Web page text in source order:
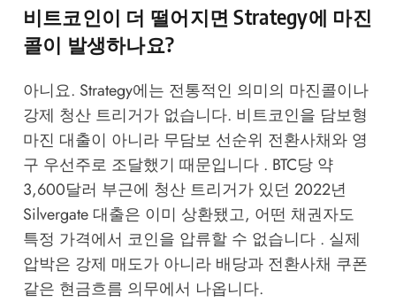
비트코인이 더 떨어지면 Strategy에 마진
콜이 발생하나요?
아니요. Strategy에는 전통적인 의미의 마진콜이나
강제 청산 트리거가 없습니다. 비트코인을 담보형
마진 대출이 아니라 무담보 선순위 전환사채와 영
구 우선주로 조달했기 때문입니다 . BTC당 약
3,600달러 부근에 청산 트리거가 있던 2022년
Silvergate 대출은 이미 상환됐고, 어떤 채권자도
특정 가격에서 코인을 압류할 수 없습니다 . 실제
압박은 강제 매도가 아니라 배당과 전환사채 쿠폰
같은 현금흐름 의무에서 나옵니다.